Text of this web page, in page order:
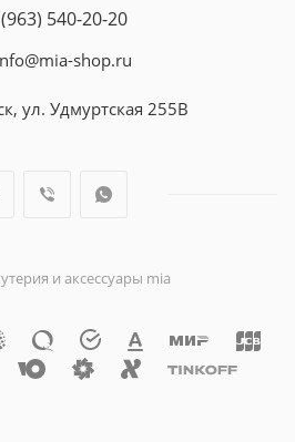
540-20-20
shop.ru
ул. Удмуртская 255В
и аксессуары mia